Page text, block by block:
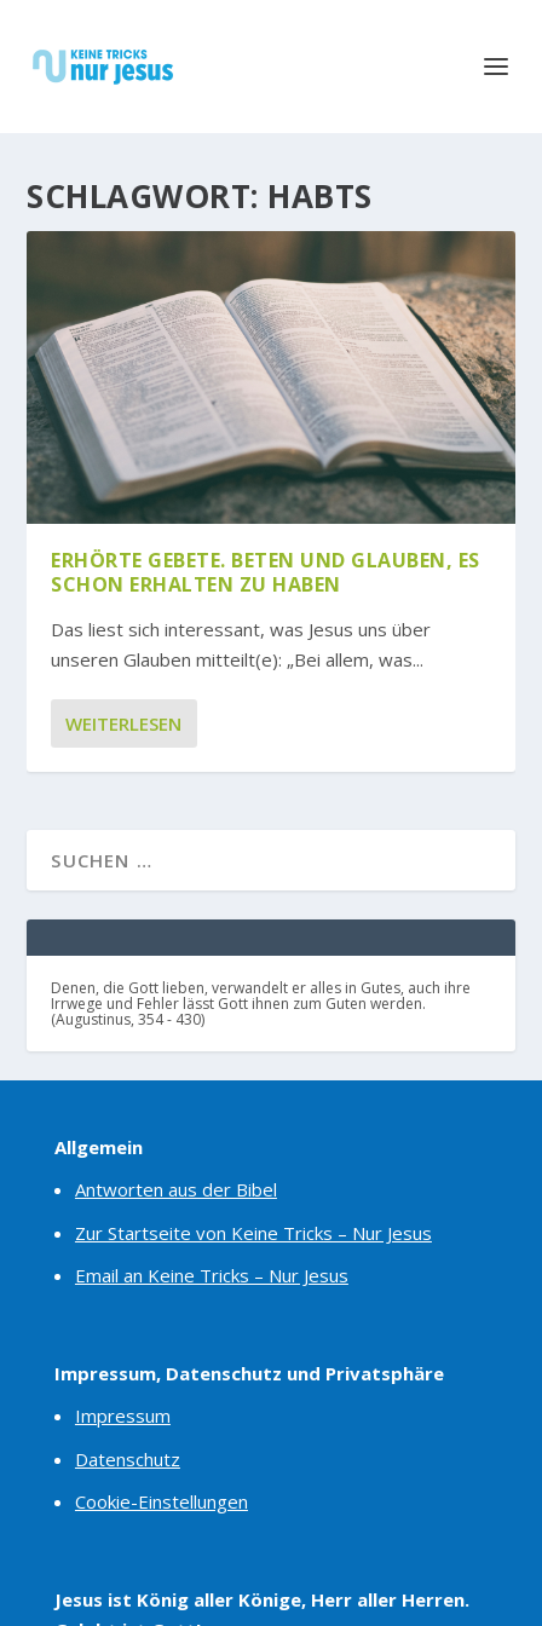
SCHLAGWORT: HABTS
ERHÖRTE GEBETE. BETEN UND GLAUBEN, ES
SCHON ERHALTEN ZU HABEN
Das liest sich interessant, was Jesus uns über
unseren Glauben mitteilt(e): „Bei allem, was...
WEITERLESEN
Denen, die Gott lieben, verwandelt er alles in Gutes, auch ihre
Irrwege und Fehler lässt Gott ihnen zum Guten werden.
(Augustinus, 354 - 430)
Allgemein
Antworten aus der Bibel
Zur Startseite von Keine Tricks – Nur Jesus
Email an Keine Tricks – Nur Jesus
Impressum, Datenschutz und Privatsphäre
Impressum
Datenschutz
Cookie-Einstellungen
Jesus ist König aller Könige, Herr aller Herren.